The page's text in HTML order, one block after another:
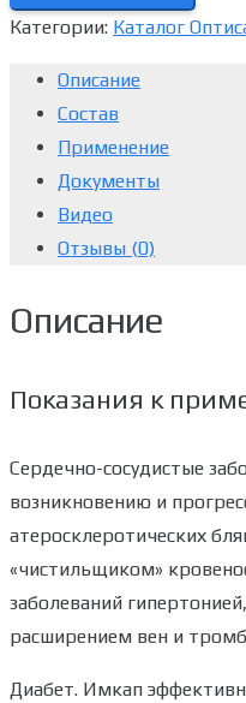
Категории: Каталог
Описание
Состав
Применение
Документы
Видео
Отзывы (0)
Описание
Показания к
Сердечно-сосудистые
возникновению и
атеросклеротических
«чистильщиком»
заболеваний
расширением вен и
Диабет. Имкап